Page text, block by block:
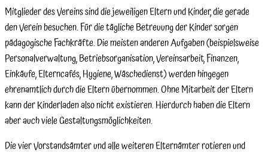
Mitglieder des Vereins sind die jeweiligen Eltern und Kinder, die gerade
den Verein besuchen. Für die tägliche Betreuung der Kinder sorgen
pädagogische Fachkräfte. Die meisten anderen Aufgaben (beispielsweise
Personalverwaltung, Betriebsorganisation, Vereinsarbeit, Finanzen,
Einkäufe, Elterncafés, Hygiene, Wäschedienst) werden hingegen
ehrenamtlich durch die Eltern übernommen. Ohne Mitarbeit der Eltern
kann der Kinderladen also nicht existieren. Hierdurch haben die Eltern
aber auch viele Gestaltungsmöglichkeiten.
Die vier Vorstandsämter und alle weiteren Elternämter rotieren und